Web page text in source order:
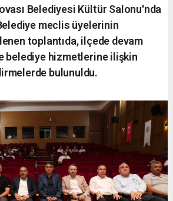
Belediyesi Kültür Salonu'nda
meclis üyelerinin
toplantıda, ilçede devam
belediye hizmetlerine ilişkin
bulunuldu.